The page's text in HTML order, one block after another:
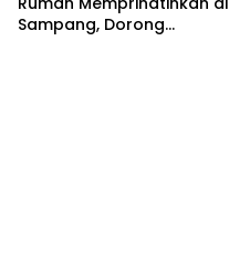
Sampang, Dorong